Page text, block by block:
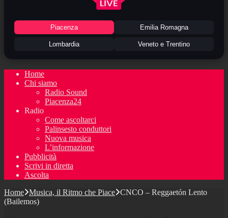
Piacenza Emilia Romagna
Lombardia Veneto e Trentino
Home
Chi siamo
Radio Sound
Piacenza24
Radio
Come ascoltarci
Palinsesto conduttori
Nuova musica
L’informazione
Pubblicità
Scrivi in diretta
Ascolta
Home Musica, il Ritmo che Piace CNCO – Reggaetón Lento
(Bailemos)